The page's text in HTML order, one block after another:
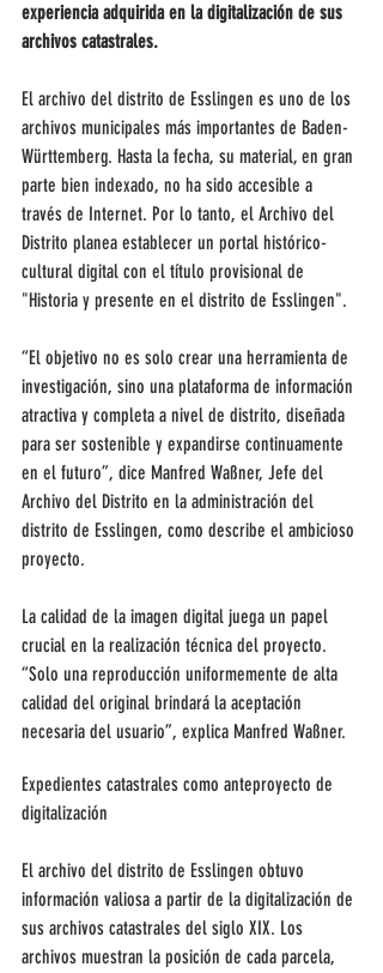
experiencia adquirida en la digitalización de sus
archivos catastrales.
El archivo del distrito de Esslingen es uno de los
archivos municipales más importantes de Baden-
Württemberg. Hasta la fecha, su material, en gran
parte bien indexado, no ha sido accesible a
través de Internet. Por lo tanto, el Archivo del
Distrito planea establecer un portal histórico-
cultural digital con el título provisional de
"Historia y presente en el distrito de Esslingen".
“El objetivo no es solo crear una herramienta de
investigación, sino una plataforma de información
atractiva y completa a nivel de distrito, diseñada
para ser sostenible y expandirse continuamente
en el futuro”, dice Manfred Waßner, Jefe del
Archivo del Distrito en la administración del
distrito de Esslingen, como describe el ambicioso
proyecto.
La calidad de la imagen digital juega un papel
crucial en la realización técnica del proyecto.
“Solo una reproducción uniformemente de alta
calidad del original brindará la aceptación
necesaria del usuario”, explica Manfred Waßner.
Expedientes catastrales como anteproyecto de
digitalización
El archivo del distrito de Esslingen obtuvo
información valiosa a partir de la digitalización de
sus archivos catastrales del siglo XIX. Los
archivos muestran la posición de cada parcela,